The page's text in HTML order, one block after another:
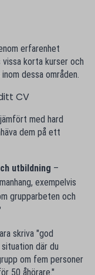
erfarenhet
korta kurser och
dessa områden.
CV
med hard
dem på ett
utbildning –
exempelvis
grupparbeten och
skriva "god
där du
om fem personer
50 åhörare."